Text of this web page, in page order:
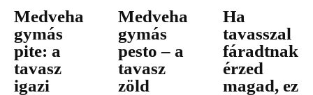
Medveha
gymás
pite: a
tavasz
igazi
Medveha
gymás
pesto – a
tavasz
zöld
Ha
tavasszal
fáradtnak
érzed
magad, ez